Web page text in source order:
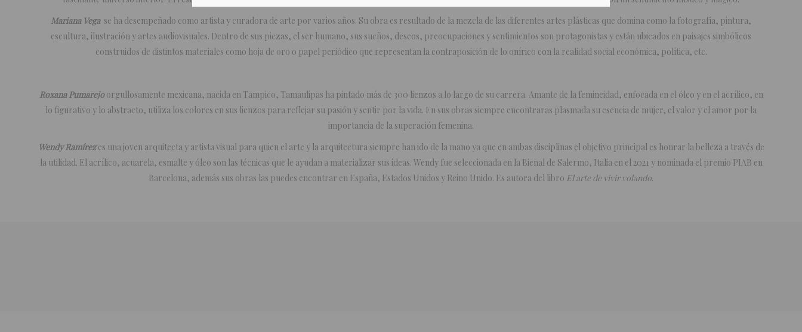
Mariana Vega se ha desempeñado como artista y curadora de arte por varios años. Su obra es resultado de la mezcla de las diferentes artes plásticas que domina como la fotografía, pintura,
escultura, ilustración y artes audiovisuales. Dentro de sus piezas, el ser humano, sus sueños, deseos, preocupaciones y sentimientos son protagonistas y están ubicados en paisajes simbólicos
construidos de distintos materiales como hoja de oro o papel periódico que representan la contraposición de lo onírico con la realidad social económica, política, etc.
Roxana Pumarejoorgullosamente mexicana, nacida en Tampico, Tamaulipas ha pintado más de 300 lienzos a lo largo de su carrera. Amante de la femineidad, enfocada en el óleo y en el acrílico, en
lo figurativo y lo abstracto, utiliza los colores en sus lienzos para reflejar su pasión y sentir por la vida. En sus obras siempre encontraras plasmada su esencia de mujer, el valor y el amor por la
importancia de la superación femenina.
Wendy Ramírezes una joven arquitecta y artista visual para quien el arte y la arquitectura siempre han ido de la mano ya que en ambas disciplinas el objetivo principal es honrar la belleza a través de
la utilidad. El acrílico, acuarela, esmalte y óleo son las técnicas que le ayudan a materializar sus ideas. Wendy fue seleccionada en la Bienal de Salermo, Italia en el 2021 y nominada el premio PIAB en
Barcelona, además sus obras las puedes encontrar en España, Estados Unidos y Reino Unido. Es autora del libro El arte de vivir volando.